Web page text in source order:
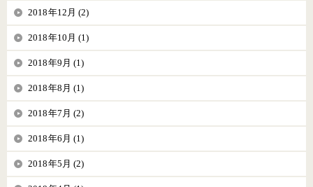
2018年12月 (2)
2018年10月 (1)
2018年9月 (1)
2018年8月 (1)
2018年7月 (2)
2018年6月 (1)
2018年5月 (2)